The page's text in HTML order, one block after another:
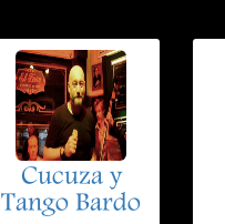
Cucuza y
Tango Bardo